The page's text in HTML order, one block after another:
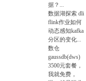
据？ ...
数据湖探索 dli
flink作业如何
动态感知kafka
分区的变化...
数仓
gaussdb(dws)
3500元套餐，
我就免费，